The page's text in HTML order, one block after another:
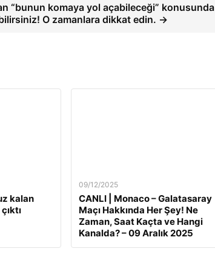
“bunun komaya yol açabileceği” konusunda
O zamanlara dikkat edin. →
kalan
09/12/2025
CANLI | Monaco – Galatasaray
Maçı Hakkında Her Şey! Ne
Zaman, Saat Kaçta ve Hangi
Kanalda? – 09 Aralık 2025